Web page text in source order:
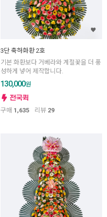
3단 축하화환 2호
기본 화환보다 거베라와 계절꽃을 더 풍
성하게 넣어 제작합니다.
130,000원
구매 1,635 리뷰 29